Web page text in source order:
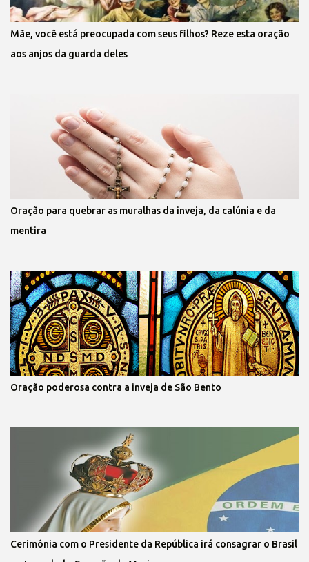
Mãe, você está preocupada com seus filhos? Reze esta oração
aos anjos da guarda deles
Oração para quebrar as muralhas da inveja, da calúnia e da
mentira
Oração poderosa contra a inveja de São Bento
Cerimônia com o Presidente da República irá consagrar o Brasil